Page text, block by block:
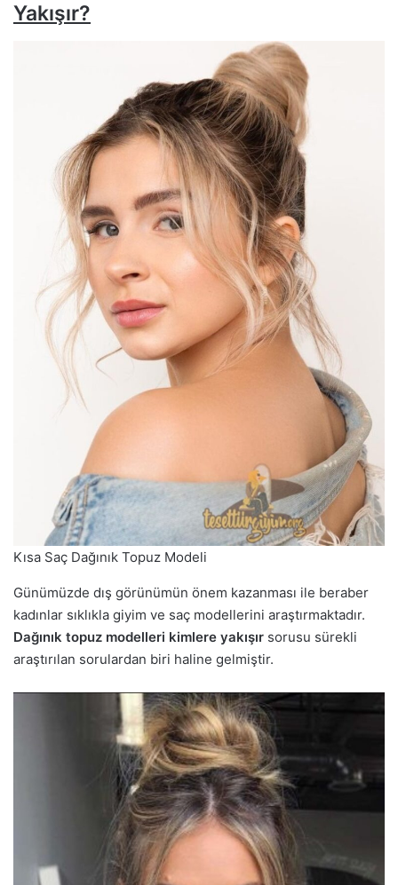
Yakışır?
Kısa Saç Dağınık Topuz Modeli
Günümüzde dış görünümün önem kazanması ile beraber
kadınlar sıklıkla giyim ve saç modellerini araştırmaktadır.
Dağınık topuz modelleri kimlere yakışır sorusu sürekli
araştırılan sorulardan biri haline gelmiştir.